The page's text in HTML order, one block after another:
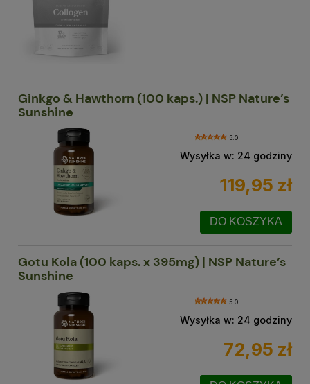
Ginkgo & Hawthorn (100 kaps.) | NSP Nature’s
Sunshine
5.0
Wysyłka w: 24 godziny
119,95 zł
DO KOSZYKA
Gotu Kola (100 kaps. x 395mg) | NSP Nature’s
Sunshine
5.0
Wysyłka w: 24 godziny
72,95 zł